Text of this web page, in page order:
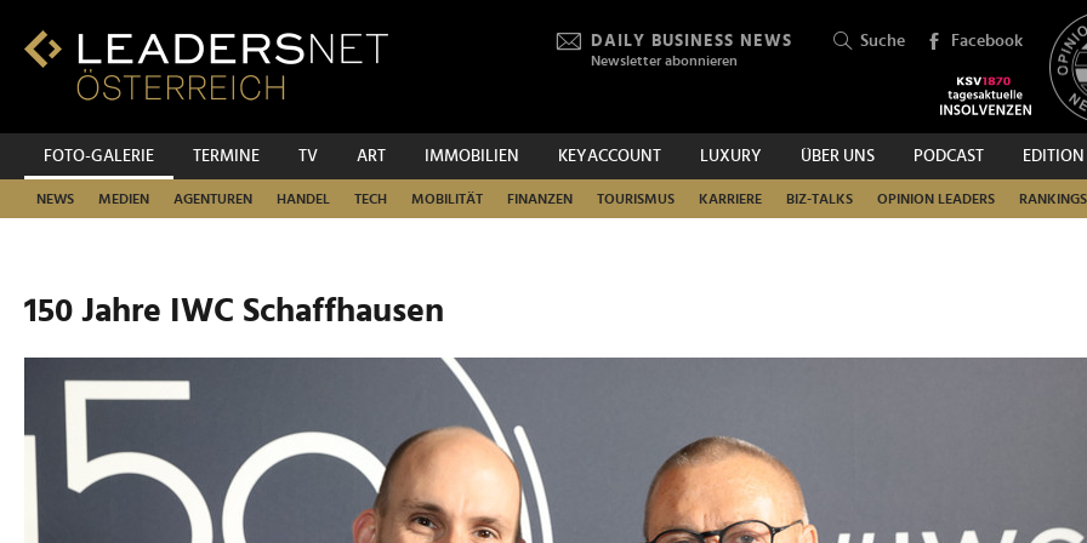
Inhalt
Fußzeilen-
Hauptnavigation
DAILY BUSINESS NEWS
Newsletter abonnieren
Suche Facebook
FOTO-GALERIE TERMINE TV ART IMMOBILIEN KEYACCOUNT LUXURY ÜBER UNS PODCAST EDITION
NEWS MEDIEN AGENTUREN HANDEL TECH MOBILITÄT FINANZEN TOURISMUS KARRIERE BIZ-TALKS OPINION LEADERS RANKINGS
SUCHEN
150 Jahre IWC Schaffhausen